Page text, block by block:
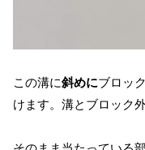
この溝に斜めにブロッ
けます。溝とブロック